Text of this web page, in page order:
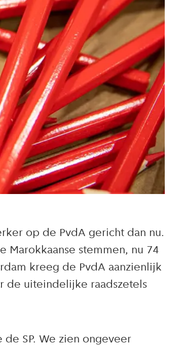
op de PvdA gericht dan nu.
Marokkaanse stemmen, nu 74
kreeg de PvdA aanzienlijk
de uiteindelijke raadszetels
SP. We zien ongeveer